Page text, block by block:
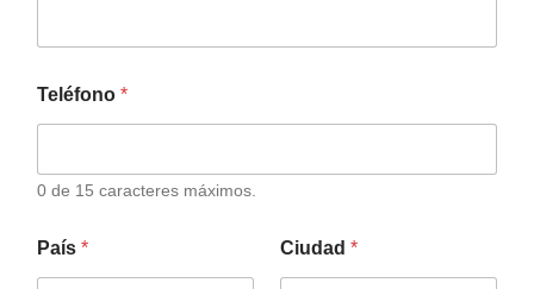
Teléfono *
0 de 15 caracteres máximos.
País * Ciudad *